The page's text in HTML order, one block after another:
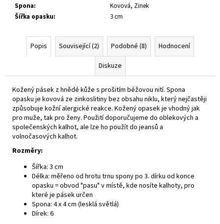
Spona:
Kovová, Zinek
Šířka opasku: 3 cm
Popis Související (2) Podobné (8)
Hodnocení
Diskuze
Kožený pásek z hnědé kůže s prošitím béžovou nití. Spona
opasku je kovová ze zinkoslitiny bez obsahu niklu, který nejčastěji
způsobuje kožní alergické reakce. Kožený opasek je vhodný jak
pro muže, tak pro ženy. Použití doporučujeme do oblekových a
společenských kalhot, ale lze ho použít do jeansů a
volnočasových kalhot.
Rozměry:
Šířka: 3 cm
Délka: měřeno od hrotu trnu spony po 3. dírku od konce
opasku = obvod "pasu" v místě, kde nosíte kalhoty, pro
které je pásek určen
Spona: 4 x 4 cm (lesklá světlá)
Dírek: 6
199
Kč